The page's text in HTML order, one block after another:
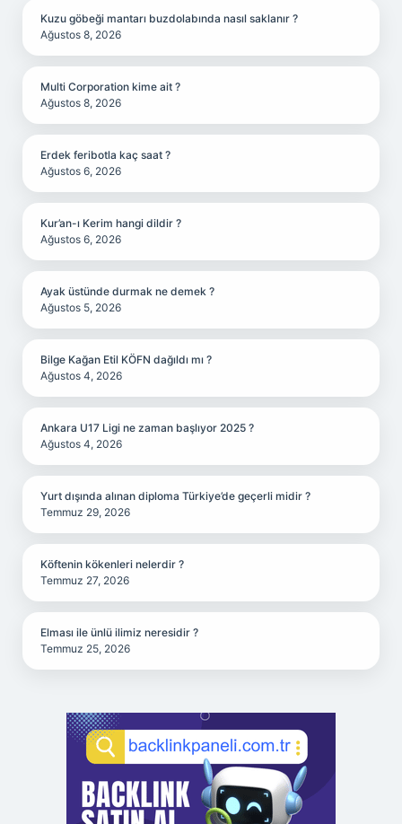
Kuzu göbeği mantarı buzdolabında nasıl saklanır ?
Ağustos 8, 2026
Multi Corporation kime ait ?
Ağustos 8, 2026
Erdek feribotla kaç saat ?
Ağustos 6, 2026
Kur’an-ı Kerim hangi dildir ?
Ağustos 6, 2026
Ayak üstünde durmak ne demek ?
Ağustos 5, 2026
Bilge Kağan Etil KÖFN dağıldı mı ?
Ağustos 4, 2026
Ankara U17 Ligi ne zaman başlıyor 2025 ?
Ağustos 4, 2026
Yurt dışında alınan diploma Türkiye’de geçerli midir ?
Temmuz 29, 2026
Köftenin kökenleri nelerdir ?
Temmuz 27, 2026
Elması ile ünlü ilimiz neresidir ?
Temmuz 25, 2026